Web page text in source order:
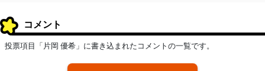
コメント
投票項目「片岡 優希」に書き込まれたコメントの一覧です。